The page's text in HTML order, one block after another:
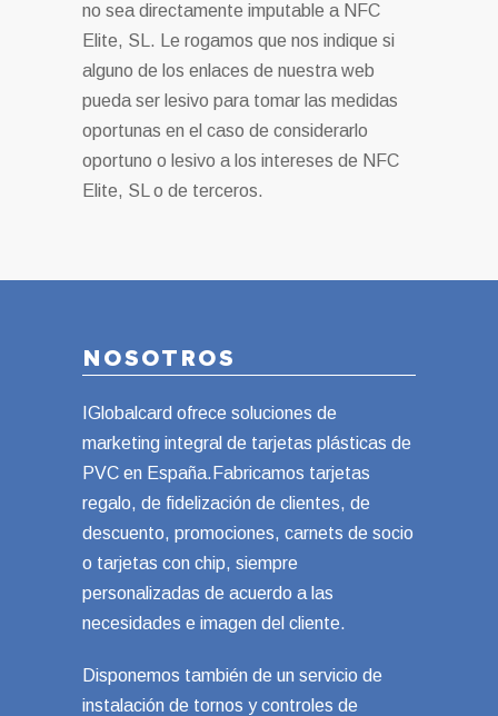
no sea directamente imputable a NFC
Elite, SL. Le rogamos que nos indique si
alguno de los enlaces de nuestra web
pueda ser lesivo para tomar las medidas
oportunas en el caso de considerarlo
oportuno o lesivo a los intereses de NFC
Elite, SL o de terceros.
NOSOTROS
IGlobalcard ofrece soluciones de
marketing integral de tarjetas plásticas de
PVC en España.Fabricamos tarjetas
regalo, de fidelización de clientes, de
descuento, promociones, carnets de socio
o tarjetas con chip, siempre
personalizadas de acuerdo a las
necesidades e imagen del cliente.
Disponemos también de un servicio de
instalación de tornos y controles de